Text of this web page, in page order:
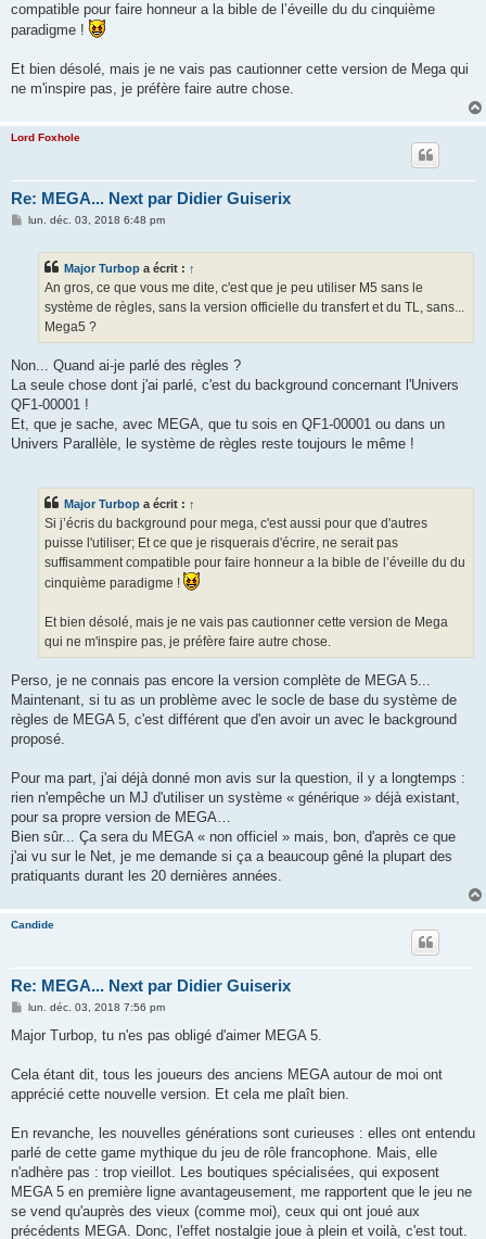
compatible pour faire honneur a la bible de l’éveille du du cinquième
paradigme !
Et bien désolé, mais je ne vais pas cautionner cette version de Mega qui
ne m'inspire pas, je préfère faire autre chose.
Lord Foxhole
Re: MEGA... Next par Didier Guiserix
Mlun. déc. 03, 2018 6:48 pm
Major Turbop a écrit : ↑
An gros, ce que vous me dite, c'est que je peu utiliser M5 sans le
système de règles, sans la version officielle du transfert et du TL, sans...
Mega5 ?
Non... Quand ai-je parlé des règles ?
La seule chose dont j'ai parlé, c'est du background concernant l'Univers
QF1-00001 !
Et, que je sache, avec MEGA, que tu sois en QF1-00001 ou dans un
Univers Parallèle, le système de règles reste toujours le même !
Major Turbop a écrit : ↑
Si j’écris du background pour mega, c'est aussi pour que d'autres
puisse l'utiliser; Et ce que je risquerais d'écrire, ne serait pas
suffisamment compatible pour faire honneur a la bible de l’éveille du du
cinquième paradigme !
Et bien désolé, mais je ne vais pas cautionner cette version de Mega
qui ne m'inspire pas, je préfère faire autre chose.
Perso, je ne connais pas encore la version complète de MEGA 5...
Maintenant, si tu as un problème avec le socle de base du système de
règles de MEGA 5, c'est différent que d'en avoir un avec le background
proposé.
Pour ma part, j'ai déjà donné mon avis sur la question, il y a longtemps :
rien n'empêche un MJ d'utiliser un système « générique » déjà existant,
pour sa propre version de MEGA…
Bien sûr... Ça sera du MEGA « non officiel » mais, bon, d'après ce que
j'ai vu sur le Net, je me demande si ça a beaucoup gêné la plupart des
pratiquants durant les 20 dernières années.
Candide
Re: MEGA... Next par Didier Guiserix
M
s
g
lun. déc. 03, 2018 7:56 pm
Major Turbop, tu n'es pas obligé d'aimer MEGA 5.
Cela étant dit, tous les joueurs des anciens MEGA autour de moi ont
apprécié cette nouvelle version. Et cela me plaît bien.
En revanche, les nouvelles générations sont curieuses : elles ont entendu
parlé de cette game mythique du jeu de rôle francophone. Mais, elle
n'adhère pas : trop vieillot. Les boutiques spécialisées, qui exposent
MEGA 5 en première ligne avantageusement, me rapportent que le jeu ne
se vend qu'auprès des vieux (comme moi), ceux qui ont joué aux
précédents MEGA. Donc, l'effet nostalgie joue à plein et voilà, c'est tout.